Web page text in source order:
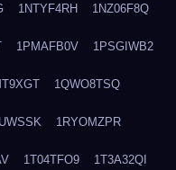
1NTYF4RH 1NZ06F8Q
1PMAFB0V 1PSGIWB2
1QWO8TSQ
1RYOMZPR
1T04TFO9 1T3A32QI